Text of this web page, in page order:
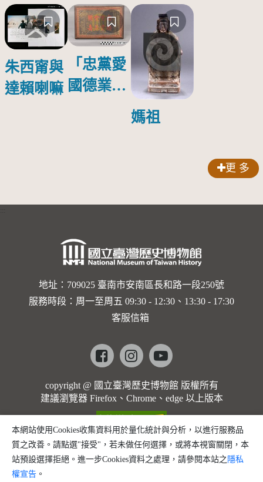
朱西甯與
達賴喇嘛
「忠黨愛
國德業並
媽祖
更 多
地址：709025 臺南市安南區長和路一段250號
服務時段：周一至周五 09:30 - 12:30、13:30 - 17:30
客服信箱
Facebookinstagramyoutube
copyright @ 國立臺灣歷史博物館 版權所有
建議瀏覽器 Firefox、Chrome、edge 以上版本
本網站使用Cookies收集資料用於量化統計與分析，以進行服務品
質之改善。請點選"接受"，若未做任何選擇，或將本視窗關閉，本
站預設選擇拒絕。進一步Cookies資料之處理，請參閱本站之 隱私
權宣告 。